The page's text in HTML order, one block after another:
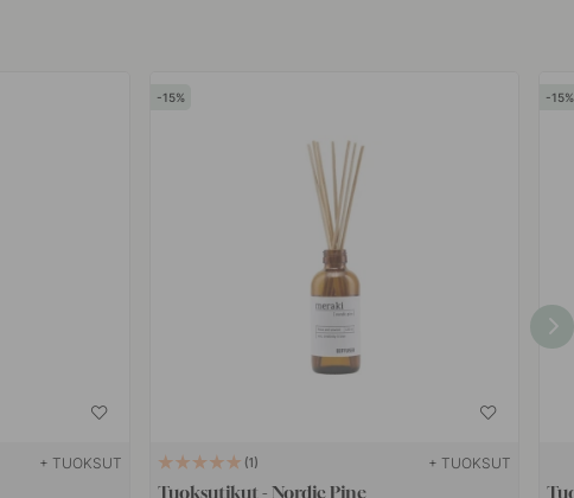
+ TUOKSUT
15
1 + TUOKSUT
Tuoksutikut - Nordic Pine
15